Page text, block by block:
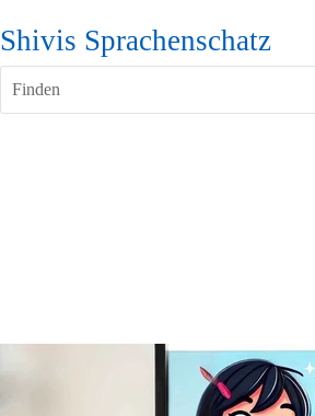
Shivis Sprachenschatz
Finden